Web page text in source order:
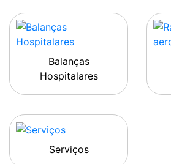
Balanças
Hospitalares
Serviços